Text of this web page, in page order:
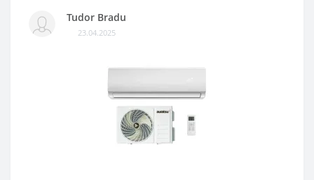
Tudor Bradu
23.04.2025